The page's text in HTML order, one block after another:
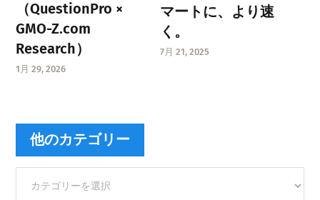
（QuestionPro ×
GMO-Z.com
Research）
1月 29, 2026
マートに、より速
く。
7月 21, 2025
他のカテゴリー